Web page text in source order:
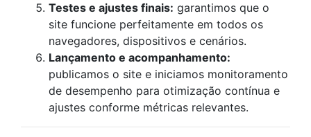
Testes e ajustes finais: garantimos que o
site funcione perfeitamente em todos os
navegadores, dispositivos e cenários.
Lançamento e acompanhamento:
publicamos o site e iniciamos monitoramento
de desempenho para otimização contínua e
ajustes conforme métricas relevantes.